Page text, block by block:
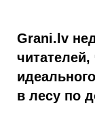
Grani.lv
в лесу по